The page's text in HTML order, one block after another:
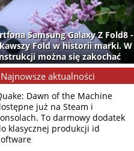
Samsung Galaxy Z Fold8 -
Fold w historii marki. W
można się zakochać
Najnowsze aktualności
Dawn of the Machine
już na Steam i
To darmowy dodatek
klasycznej produkcji id